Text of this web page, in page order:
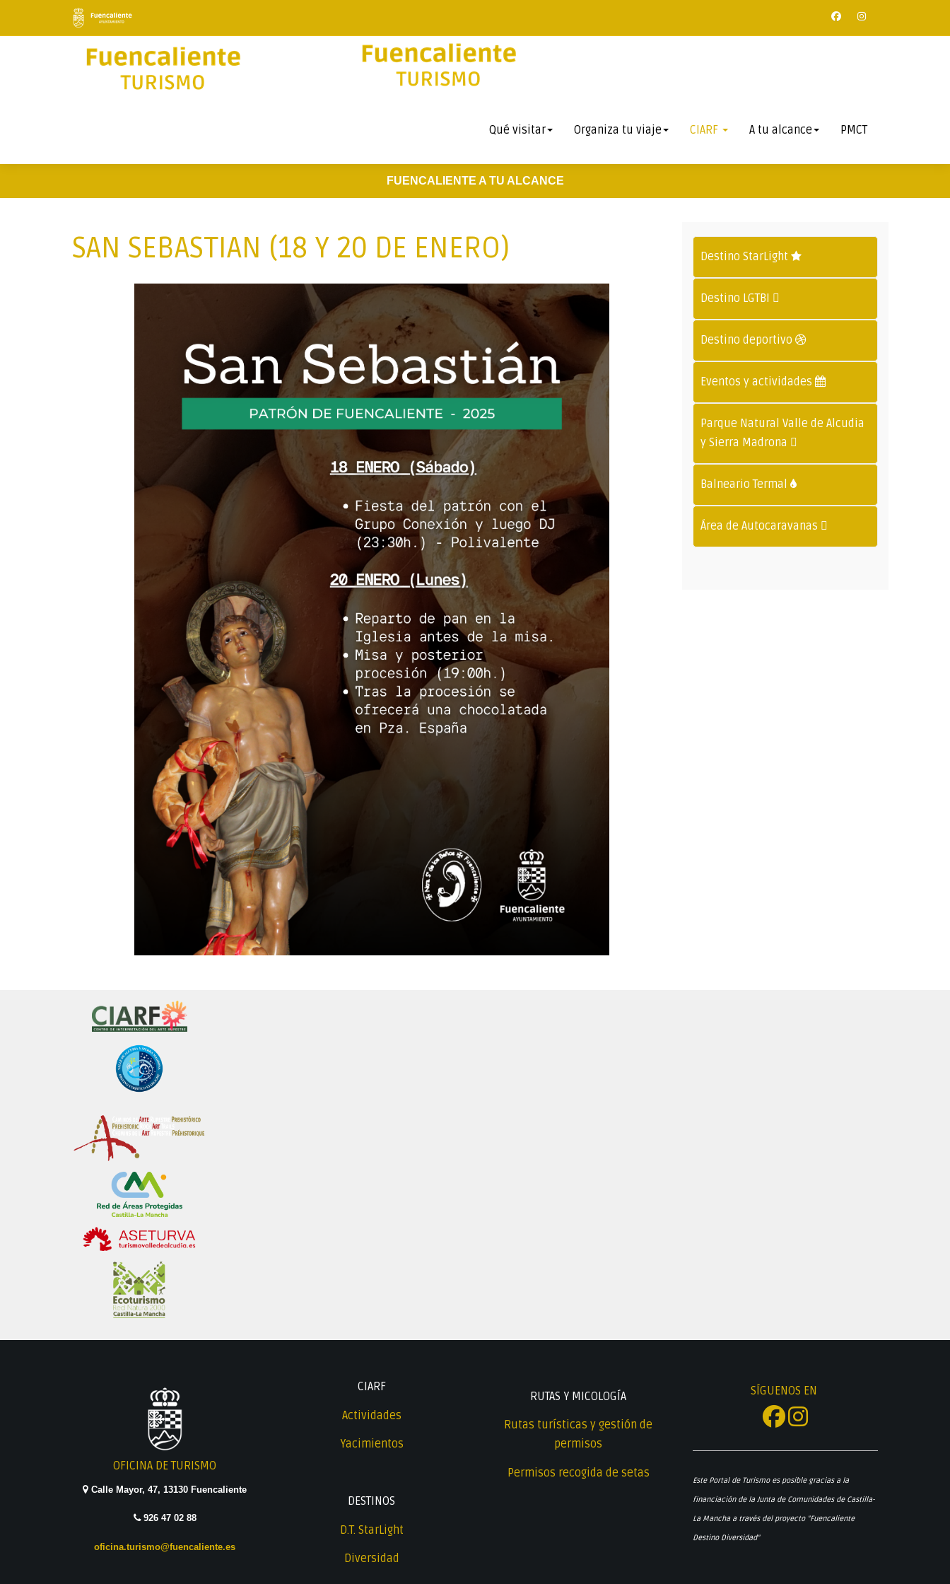
Qué visitar Organiza tu viaje CIARF A tu alcance PMCT
FUENCALIENTE A TU ALCANCE
SAN SEBASTIAN (18 Y 20 DE ENERO) Destino StarLight
Destino LGTBI
Destino deportivo
Eventos y actividades
Parque Natural Valle de Alcudia
y Sierra Madrona
Balneario Termal
Área de Autocaravanas
OFICINA DE TURISMO
Calle Mayor, 47, 13130 Fuencaliente
926 47 02 88
oficina.turismo@fuencaliente.es
CIARF
Actividades
Yacimientos
DESTINOS
D.T. StarLight
Diversidad
RUTAS Y MICOLOGÍA
Rutas turísticas y gestión de
permisos
Permisos recogida de setas
SÍGUENOS EN
Este Portal de Turismo es posible gracias a la
financiación de la Junta de Comunidades de Castilla-
La Mancha a través del proyecto "Fuencaliente
Destino Diversidad"